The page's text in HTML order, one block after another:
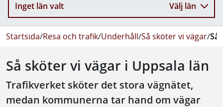
Inget län valt Välj län
Startsida/Resa och trafik/Underhåll/Så sköter vi vägar/Så
Så sköter vi vägar i Uppsala län
Trafikverket sköter det stora vägnätet,
medan kommunerna tar hand om vägar